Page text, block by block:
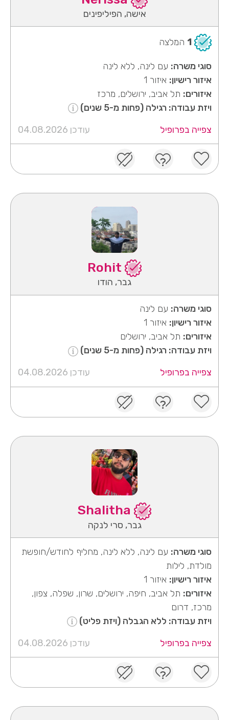
אישה, הפיליפינים
1 המלצה
סוגי משרה: עם לינה, ללא לינה
איזור רישיון: איזור 1
איזורים: תל אביב, ירושלים, מרכז
ויזת עבודה: רגילה (פחות מ-5 שנים)
צפייה בפרופיל
עודכן 04.08.2026
גבר, הודו
סוגי משרה: עם לינה
איזור רישיון: איזור 1
איזורים: תל אביב, ירושלים
ויזת עבודה: רגילה (פחות מ-5 שנים)
צפייה בפרופיל
עודכן 04.08.2026
גבר, סרי לנקה
סוגי משרה: עם לינה, ללא לינה, מחליף לחודש/חופשת
מולדת, לילות
איזור רישיון: איזור 1
איזורים: תל אביב, חיפה, ירושלים, שרון, שפלה, צפון,
מרכז, דרום
ויזת עבודה: ללא הגבלה (ויזת פליט)
צפייה בפרופיל
עודכן 04.08.2026